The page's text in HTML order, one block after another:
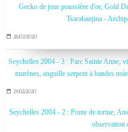
Gecko de jour poussière d'or, Gold
Tsarabanjina -
26/02/2020
Seychelles 2004 - 3 : Parc Sainte Anne,
murènes, anguille serpent à bandes
24/05/2020
Seychelles 2004 - 2 : Ponte de tortue,
observation